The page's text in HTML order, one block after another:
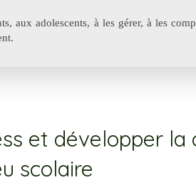
aux adolescents, à les gérer, à les
et développer la
scolaire